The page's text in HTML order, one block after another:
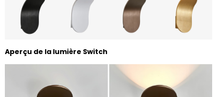
Aperçu de la lumière Switch